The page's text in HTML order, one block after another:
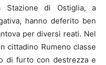
Stazione di Ostiglia, a
hanno deferito ben
per diversi reati. Nel
cittadino Rumeno classe
di furto con destrezza e